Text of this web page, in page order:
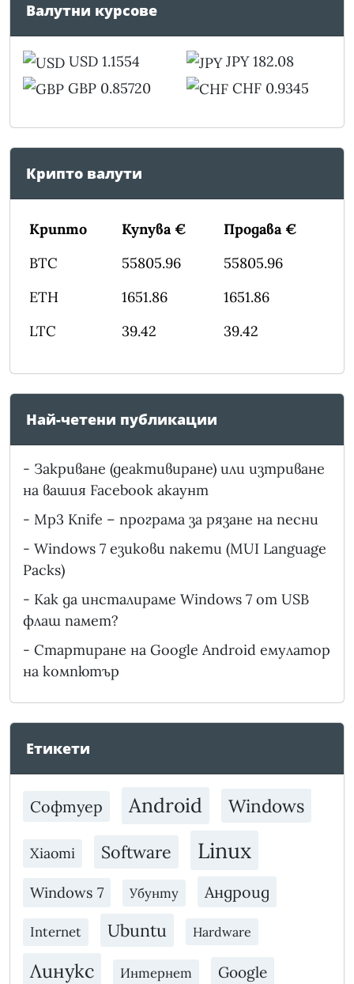
Валутни курсове
USD 1.1554
GBP 0.85720
JPY 182.08
CHF 0.9345
Крипто валути
Крипто Купува €
Продава €
BTC
55805.96
55805.96
ETH
1651.86
1651.86
LTC
39.42 39.42
Най-четени публикации
- Закриване (деактивиране) или изтриване
на вашия Facebook акаунт
- Mp3 Knife – програма за рязане на песни
- Windows 7 езикови пакети (MUI Language
Packs)
- Как да инсталираме Windows 7 от USB
флаш памет?
- Стартиране на Google Android емулатор
на компютър
Етикети
Софтуер Android Windows
Xiaomi Software Linux
Windows 7 Убунту Андроид
Internet Ubuntu Hardware
Линукс Интернет Google